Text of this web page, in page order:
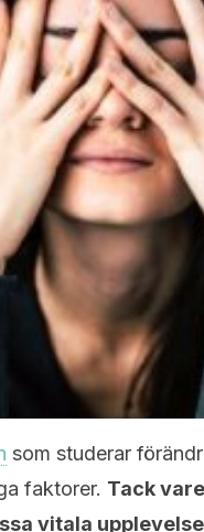
som studerar
faktorer. Tack
vitala